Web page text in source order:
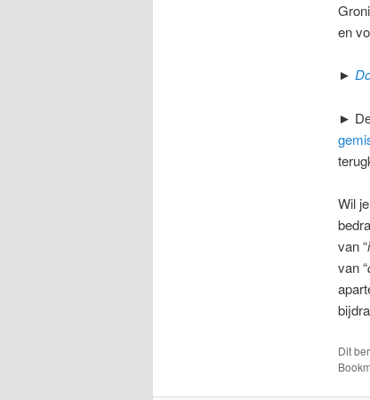
en
►
►
Wil
van “
van “
Dit